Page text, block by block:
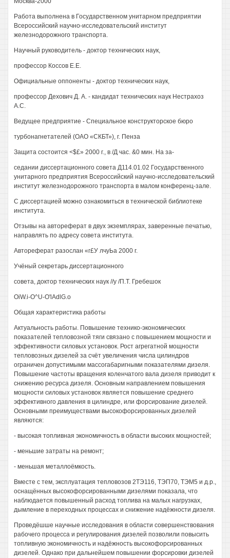
Работа выполнена в Государственном унитарном предприятии
Всероссийский научно-исследовательский институт
железнодорожного транспорта.
Научный руководитель - доктор технических наук,
профессор Коссов Е.Е.
Официальные оппоненты - доктор технических наук,
профессор Дехович Д. А. - кандидат технических наук Нестрахоз
A.C.
Ведущее предприятие - Специальное конструкторское бюро
турбонагнетателей (ОАО «СКБТ»), г. Пенза
Защита состоится <$£» 2000 г., в /Д час. &0 мин. На за-
седании диссертационного совета Д114.01.02 Государственного
унитарного предприятия Всероссийский научно-исследовательский
институт железнодорожного транспорта в малом конференц-зале.
С диссертацией можно ознакомиться в технической библиотеке
института.
Отзывы на автореферат в двух экземплярах, заверенные печатью,
направлять по адресу совета института.
Автореферат разослан «г£У лчуЬа 2000 г.
Учёный секретарь диссертационного
совета, доктор технических наук //у /П.Т. Гребешок
OiW.i-O^U-O'lAdlG.o
Общая характеристика работы
Актуальность работы. Повышение технико-экономических
показателей тепловозной тяги связано с повышением мощности и
эффективности силовых установок. Рост агрегатной мощности
тепловозных дизелей за счёт увеличения числа цилиндров
ограничен допустимыми массогабаригными показателями дизеля.
Повышение частоты вращения коленчатого вала дизеля приводит к
снижению ресурса дизеля. Основным направлением повышения
мощности силовых установок является повышение среднего
эффективного давления в цилиндре, или форсирование дизелей.
Основными преимуществами высокофорсированных дизелей
являются:
- высокая топливная экономичность в области высоких мощностей;
- меньшие затраты на ремонт;
- меньшая металлоёмкость.
Вместе с тем, эксплуатация тепловозов 2ТЭ116, ТЭП70, ТЭМ5 и д.р.,
оснащённых высокофорсированными дизелями показала, что
наблюдается повышенный расход топлива на малых нагрузках,
дымление в переходных процессах и снижение надёжности дизеля.
Проведёшше научные исследования в области совершенствования
рабочего процесса и регулирования дизелей позволили повысить
топливную экономичность и надёжность высокофорсированных
дизелей. Однако при дальнейшем повышении форсировки дизелей